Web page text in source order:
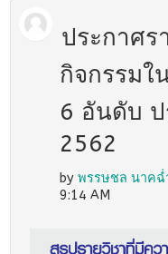
ประกาศร
กิจกรรมใ
6 อันดับ
2562
byพรรษชล นาคฉ่
9:14 AM